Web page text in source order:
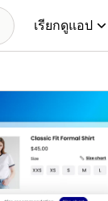
เรียกดูแอป